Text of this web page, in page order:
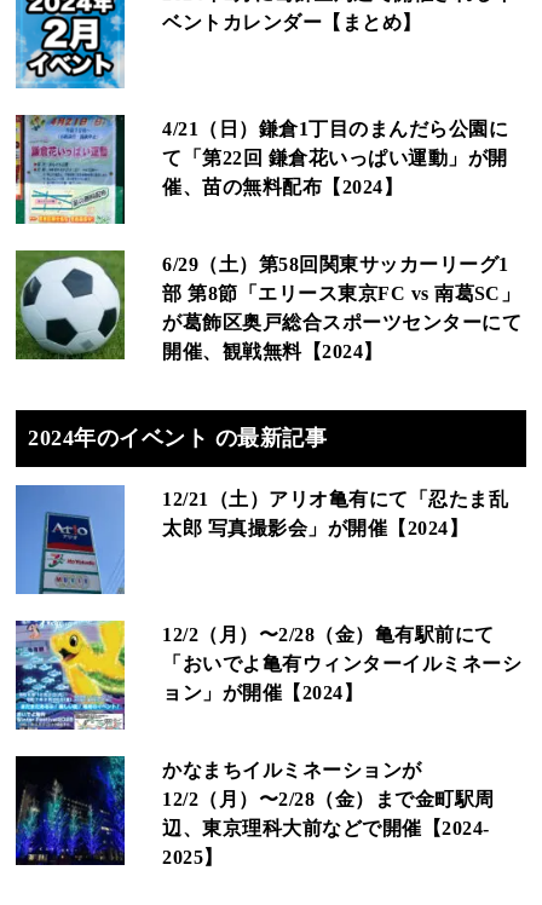
ベントカレンダー【まとめ】
4/21（日）鎌倉1丁目のまんだら公園に
て「第22回 鎌倉花いっぱい運動」が開
催、苗の無料配布【2024】
6/29（土）第58回関東サッカーリーグ1
部 第8節「エリース東京FC vs 南葛SC」
が葛飾区奥戸総合スポーツセンターにて
開催、観戦無料【2024】
2024年のイベント の最新記事
12/21（土）アリオ亀有にて「忍たま乱
太郎 写真撮影会」が開催【2024】
12/2（月）〜2/28（金）亀有駅前にて
「おいでよ亀有ウィンターイルミネーシ
ョン」が開催【2024】
かなまちイルミネーションが
12/2（月）〜2/28（金）まで金町駅周
辺、東京理科大前などで開催【2024-
2025】